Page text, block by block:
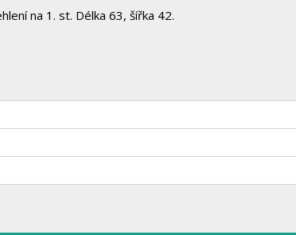
na 1. st. Délka 63, šířka 42.